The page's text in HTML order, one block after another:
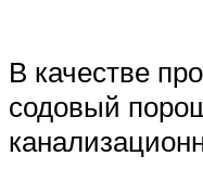
В качестве
содовый